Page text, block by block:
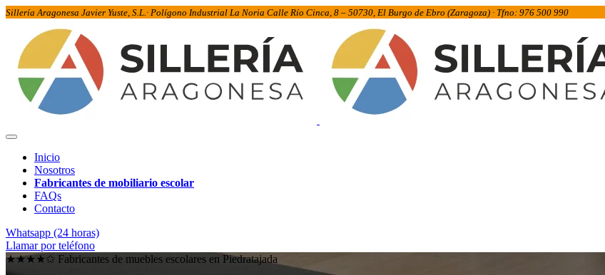
Sillería Aragonesa Javier Yuste, S.L.· Polígono Industrial La Noria Calle Río Cinca, 8 – 50730, El Burgo de Ebro (Zaragoza) · Tfno: 976 500 990
Inicio
Nosotros
Fabricantes de mobiliario escolar
FAQs
Contacto
Whatsapp (24 horas)
Llamar por teléfono
★★★★✩ Fabricantes de muebles escolares en Piedratajada